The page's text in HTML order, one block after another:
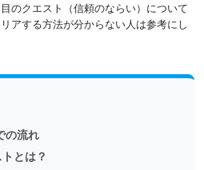
のクエスト（信頼のならい）について
アする方法が分からない人は参考にし
の流れ
とは？